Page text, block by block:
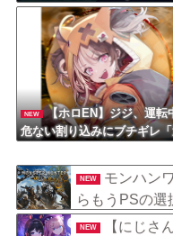
ト！初手いじり草
NEW
【ホロEN】ジジ、運転
危ない割り込みにブチギレ
な！！！家にいろ！」
NEW
モンハン
らもうPSの選
NEW
【にじさ